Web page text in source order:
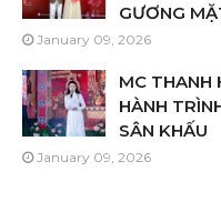
GƯƠNG
January 09, 2026
MC THANH
HÀNH
SÂN KHẤU
January 09, 2026